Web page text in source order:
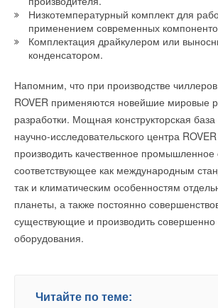
Низкотемпературный комплект для
применением современных
Комплектация драйкулером или
конденсатором.
Напомним, что при производстве
ROVER применяются новейшие мировые
разработки. Мощная конструкторская база
научно-исследовательского центра
производить качественное
соответствующее как международным
так и климатическим особенностям
планеты, а также постоянно
существующие и производить
оборудования.
Читайте по теме:
→
Вентиляция в многоквартирных домах:
перспективы
ЖУРНАЛ СОК ИЮНЬ 2022
→
WOLF представил новый напольный
конденсационный котел
НОВОСТИ СОК 3 МАРТА 2022
офисного парка Comcity, фаза «Браво»
ЖУРНАЛ СОК ДЕКАБРЬ 2021
→
Вентиляционная установка WOLF CWL-
доступна с производительностью 225
НОВОСТИ СОК 23 НОЯБРЯ 2021
→
Иркутский аграрный университет открыл
WOLF
НОВОСТИ СОК 17 НОЯБРЯ 2021
→
Вентиляция на химических
особенности, решения
ЖУРНАЛ СОК ОКТЯБРЬ 2021
НОВОСТИ СОК 24 ИЮЛЯ 2026
Комментарии
В этой теме еще нет комментариев
Добавить комментарий
Ваше имя *